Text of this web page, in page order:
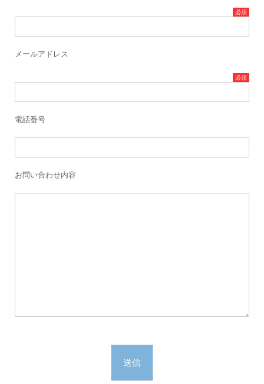
メールアドレス
電話番号
お問い合わせ内容